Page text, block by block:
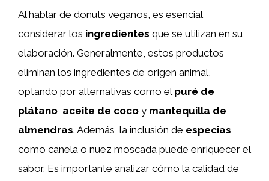
Al hablar de donuts veganos, es esencial
considerar los ingredientes que se utilizan en su
elaboración. Generalmente, estos productos
eliminan los ingredientes de origen animal,
optando por alternativas como el puré de
plátano, aceite de coco y mantequilla de
almendras. Además, la inclusión de especias
como canela o nuez moscada puede enriquecer el
sabor. Es importante analizar cómo la calidad de